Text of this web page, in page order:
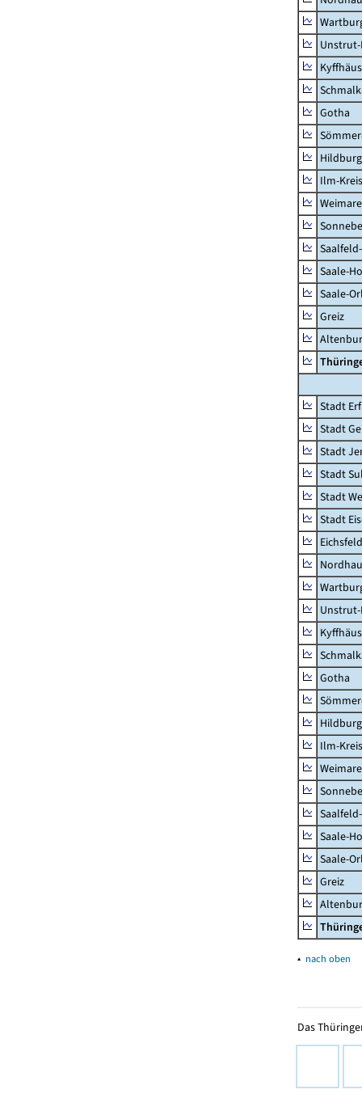
Gotha
Ilm-Kreis
Saale-
Saale-
Greiz
Stadt
Stadt
Stadt
Stadt
Stadt
Stadt
Eichsfeld
Gotha
Ilm-Kreis
Saale-
Saale-
Greiz
▴ nach oben
Das